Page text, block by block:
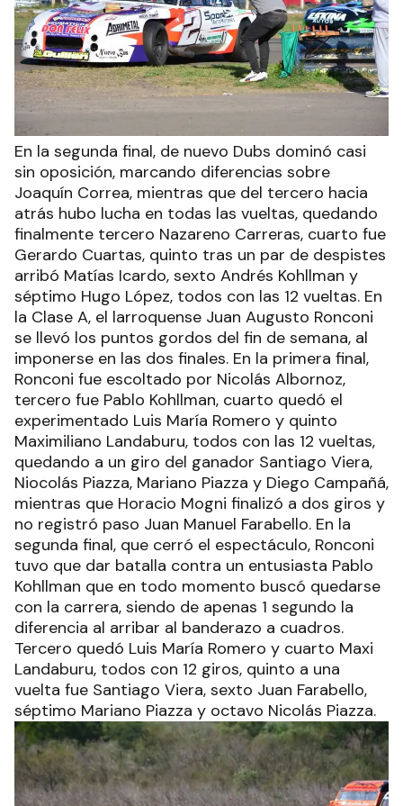
En la segunda final, de nuevo Dubs dominó casi
sin oposición, marcando diferencias sobre
Joaquín Correa, mientras que del tercero hacia
atrás hubo lucha en todas las vueltas, quedando
finalmente tercero Nazareno Carreras, cuarto fue
Gerardo Cuartas, quinto tras un par de despistes
arribó Matías Icardo, sexto Andrés Kohllman y
séptimo Hugo López, todos con las 12 vueltas. En
la Clase A, el larroquense Juan Augusto Ronconi
se llevó los puntos gordos del fin de semana, al
imponerse en las dos finales. En la primera final,
Ronconi fue escoltado por Nicolás Albornoz,
tercero fue Pablo Kohllman, cuarto quedó el
experimentado Luis María Romero y quinto
Maximiliano Landaburu, todos con las 12 vueltas,
quedando a un giro del ganador Santiago Viera,
Niocolás Piazza, Mariano Piazza y Diego Campañá,
mientras que Horacio Mogni finalizó a dos giros y
no registró paso Juan Manuel Farabello. En la
segunda final, que cerró el espectáculo, Ronconi
tuvo que dar batalla contra un entusiasta Pablo
Kohllman que en todo momento buscó quedarse
con la carrera, siendo de apenas 1 segundo la
diferencia al arribar al banderazo a cuadros.
Tercero quedó Luis María Romero y cuarto Maxi
Landaburu, todos con 12 giros, quinto a una
vuelta fue Santiago Viera, sexto Juan Farabello,
séptimo Mariano Piazza y octavo Nicolás Piazza.